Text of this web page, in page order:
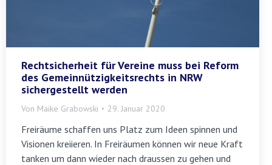
Rechtsicherheit für Vereine muss bei Reform
des Gemeinnützigkeitsrechts in NRW
sichergestellt werden
Von Maike Grabowski 29. Januar 2020
Freiräume schaffen uns Platz zum Ideen spinnen und
Visionen kreiieren. In Freiräumen können wir neue Kraft
tanken um dann wieder nach draussen zu gehen und